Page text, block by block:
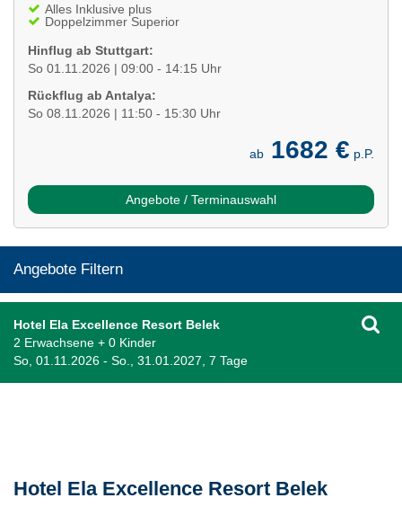
Alles Inklusive plus
Doppelzimmer Superior
Hinflug ab Stuttgart:
So 01.11.2026 | 09:00 - 14:15 Uhr
Rückflug ab Antalya:
So 08.11.2026 | 11:50 - 15:30 Uhr
ab 1682 € p.P.
Angebote / Terminauswahl
Angebote Filtern
Hotel Ela Excellence Resort Belek
2 Erwachsene + 0 Kinder
So, 01.11.2026 - So., 31.01.2027, 7 Tage
Hotel Ela Excellence Resort Belek